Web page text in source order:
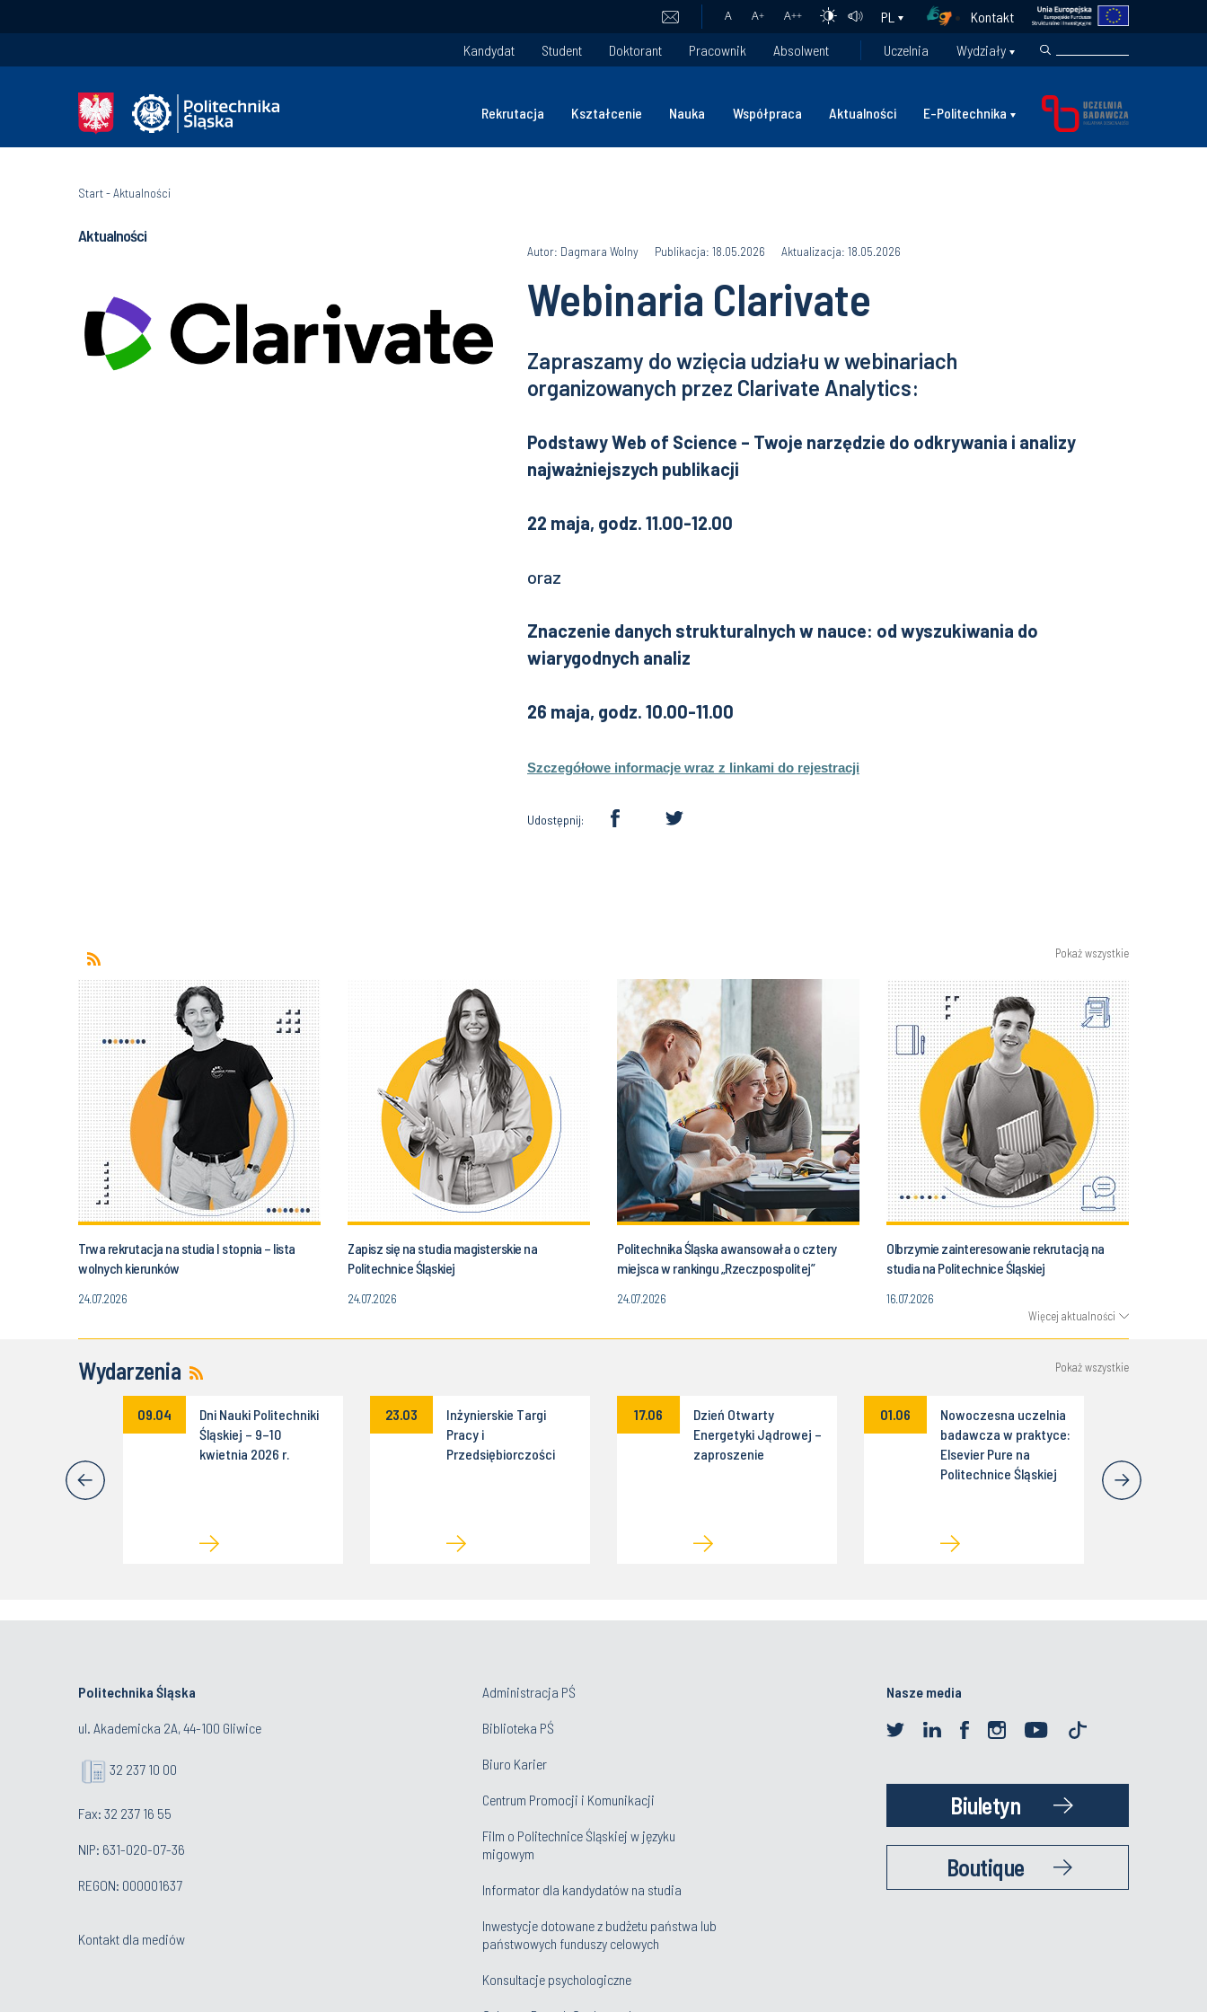
A A+ A++ PL
Kontakt
Kandydat
Student Doktorant Pracownik Absolwent Uczelnia Wydziały
Rekrutacja Kształcenie Nauka Współpraca Aktualności E-Politechnika
Start-Aktualności
Aktualności
Autor: Dagmara Wolny Publikacja: 18.05.2026 Aktualizacja: 18.05.2026
Webinaria Clarivate
Zapraszamy do wzięcia udziału w webinariach
organizowanych przez Clarivate Analytics:
Podstawy Web of Science – Twoje narzędzie do odkrywania i analizy
najważniejszych publikacji
22 maja, godz. 11.00-12.00
oraz
Znaczenie danych strukturalnych w nauce: od wyszukiwania do
wiarygodnych analiz
26 maja, godz. 10.00-11.00
Szczegółowe informacje wraz z linkami do rejestracji
Udostępnij:
Pokaż wszystkie
Trwa rekrutacja na studia I stopnia – lista
wolnych kierunków
24.07.2026
Zapisz się na studia magisterskie na
Politechnice Śląskiej
24.07.2026
Politechnika Śląska awansowała o cztery
miejsca w rankingu „Rzeczpospolitej”
24.07.2026
Olbrzymie zainteresowanie rekrutacją na
studia na Politechnice Śląskiej
16.07.2026
Więcej aktualności
Wydarzenia Pokaż wszystkie
09.04
Dni Nauki Politechniki
Śląskiej – 9–10
kwietnia 2026 r.
23.03
Inżynierskie Targi
Pracy i
Przedsiębiorczości
17.06
Dzień Otwarty
Energetyki Jądrowej –
zaproszenie
01.06
Nowoczesna uczelnia
badawcza w praktyce:
Elsevier Pure na
Politechnice Śląskiej
Politechnika Śląska
ul. Akademicka 2A, 44-100 Gliwice
32 237 10 00
Fax: 32 237 16 55
NIP: 631-020-07-36
REGON: 000001637
Kontakt dla mediów
Administracja PŚ
Biblioteka PŚ
Biuro Karier
Centrum Promocji i Komunikacji
Film o Politechnice Śląskiej w języku
migowym
Informator dla kandydatów na studia
Inwestycje dotowane z budżetu państwa lub
państwowych funduszy celowych
Konsultacje psychologiczne
Nasze media
Biuletyn
Boutique